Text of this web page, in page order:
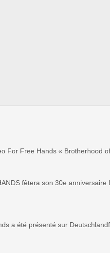
For Free Hands « Brotherhood
fêtera son 30e anniversaire
a été présenté sur